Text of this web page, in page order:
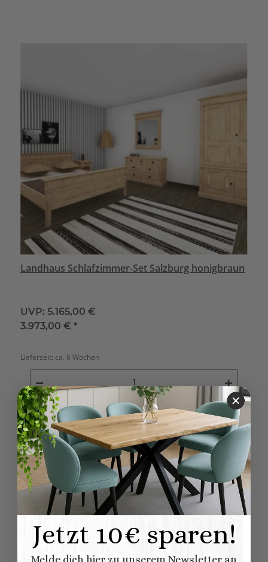
Landhaus Schlafzimmer-Set Salzburg honigbraun
UVP: 5.165,00 €
3.973,00 €*
Lieferzeit: ca. 6 Wochen
Jetzt 10€ sparen!
Melde dich hier zu unserem Newsletter an